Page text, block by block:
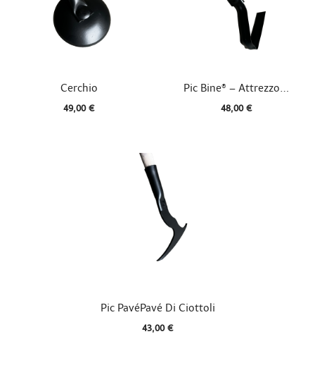
Vista rapida
Cerchio
49,00 €
Vista rapida
Pic Bine® – Attrezzo...
48,00 €
Vista rapida
Pic PavéPavé Di Ciottoli
43,00 €